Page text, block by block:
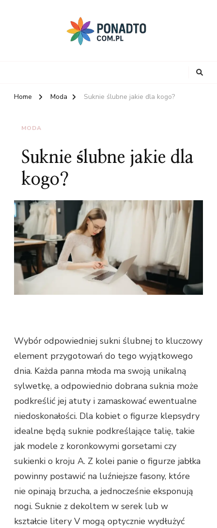
Home Moda Suknie ślubne jakie dla kogo?
MODA
Suknie ślubne jakie dla
kogo?
Wybór odpowiedniej sukni ślubnej to kluczowy
element przygotowań do tego wyjątkowego
dnia. Każda panna młoda ma swoją unikalną
sylwetkę, a odpowiednio dobrana suknia może
podkreślić jej atuty i zamaskować ewentualne
niedoskonałości. Dla kobiet o figurze klepsydry
idealne będą suknie podkreślające talię, takie
jak modele z koronkowymi gorsetami czy
sukienki o kroju A. Z kolei panie o figurze jabłka
powinny postawić na luźniejsze fasony, które
nie opinają brzucha, a jednocześnie eksponują
nogi. Suknie z dekoltem w serek lub w
kształcie litery V mogą optycznie wydłużyć